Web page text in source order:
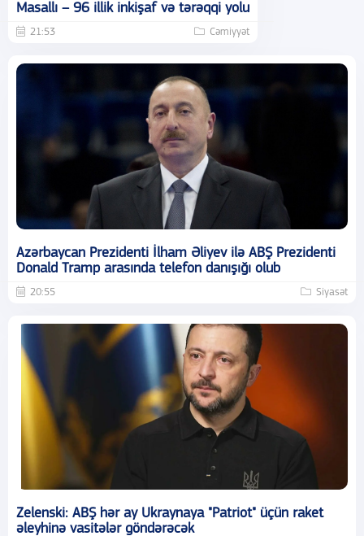
Masallı – 96 illik inkişaf və tərəqqi yolu
21:53 Cəmiyyət
Azərbaycan Prezidenti İlham Əliyev ilə ABŞ Prezidenti
Donald Tramp arasında telefon danışığı olub
20:55 Siyasət
Zelenski: ABŞ hər ay Ukraynaya "Patriot" üçün raket
əleyhinə vasitələr göndərəcək